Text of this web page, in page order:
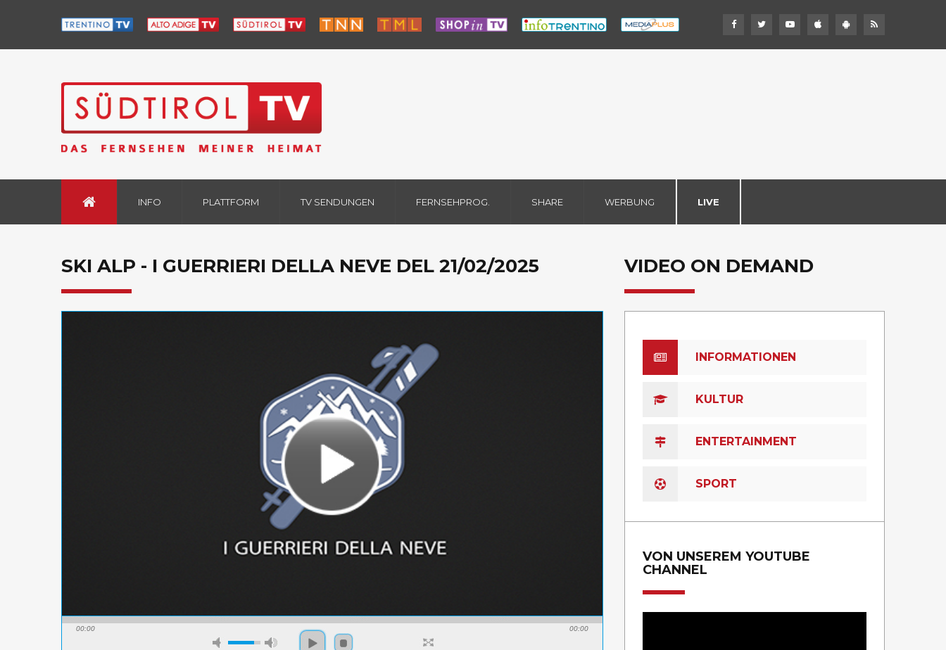
INFO PLATTFORM TV SENDUNGEN FERNSEHPROG. SHARE WERBUNG LIVE
SKI ALP - I GUERRIERI DELLA NEVE DEL 21/02/2025
00:00 00:00
VIDEO ON DEMAND
INFORMATIONEN
KULTUR
ENTERTAINMENT
SPORT
VON UNSEREM YOUTUBE
CHANNEL